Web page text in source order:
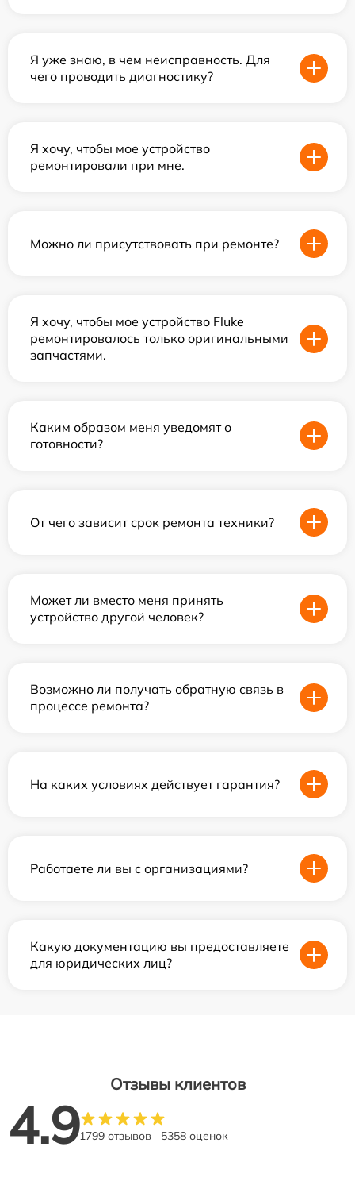
Я уже знаю, в чем неисправность. Для
чего проводить диагностику?
Я хочу, чтобы мое устройство
ремонтировали при мне.
Можно ли присутствовать при ремонте?
Я хочу, чтобы мое устройство Fluke
ремонтировалось только оригинальными
запчастями.
Каким образом меня уведомят о
готовности?
От чего зависит срок ремонта техники?
Может ли вместо меня принять
устройство другой человек?
Возможно ли получать обратную связь в
процессе ремонта?
На каких условиях действует гарантия?
Работаете ли вы с организациями?
Какую документацию вы предоставляете
для юридических лиц?
Отзывы клиентов
4.91799 отзывов 5358 оценок